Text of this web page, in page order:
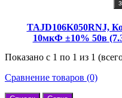
TAJD106K050RNJ,
10мкФ ±10% 50в
Показано с 1 по 1 из 1
Сравнение товаров (0)